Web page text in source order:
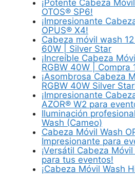
¡Potente Cabeza
OTOS® SP6!
¡Impresionante
OPUS® X4!
Cabeza móvil wash
60W | Silver Star
¡Increíble Cabeza
RGBW 40W | Compra
¡Asombrosa Cabeza
RGBW 40W Silver
¡Impresionante
AZOR® W2 para
Iluminación
Wash (Cameo)
Cabeza Móvil Wash
Impresionante para
¡Versátil Cabeza
para tus eventos!
¡Cabeza Móvil Wash